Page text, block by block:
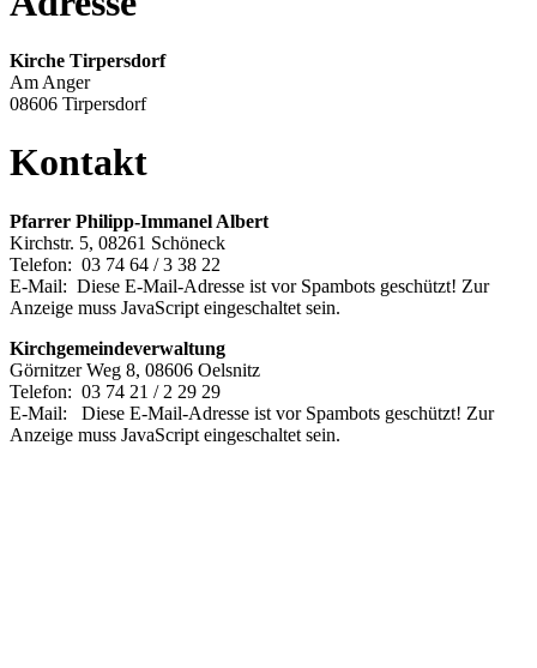
Kirche Tirpersdorf
Am Anger
08606 Tirpersdorf
Kontakt
Pfarrer Philipp-Immanel Albert
Kirchstr. 5, 08261 Schöneck
Telefon: 03 74 64 / 3 38 22
E-Mail: Diese E-Mail-Adresse ist vor Spambots geschützt! Zur
Anzeige muss JavaScript eingeschaltet sein.
Kirchgemeindeverwaltung
Görnitzer Weg 8, 08606 Oelsnitz
Telefon: 03 74 21 / 2 29 29
E-Mail: Diese E-Mail-Adresse ist vor Spambots geschützt! Zur
Anzeige muss JavaScript eingeschaltet sein.